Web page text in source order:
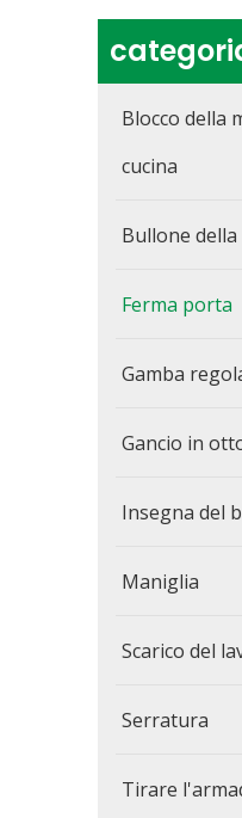
Blocco della
cucina
Bullone
Ferma porta
Gamba
Gancio in
Insegna del
Maniglia
Scarico del
Serratura
Tirare